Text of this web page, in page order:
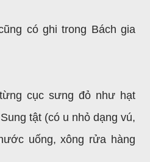
có ghi trong Bách gia
cục sưng đỏ như hạt
tật (có u nhỏ dạng vú,
uống, xông rửa hàng